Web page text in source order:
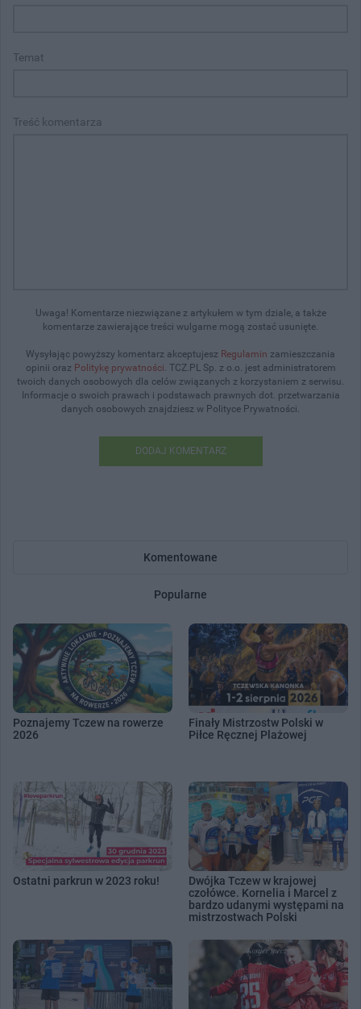
Temat
Treść komentarza
Uwaga! Komentarze niezwiązane z artykułem w tym dziale, a także
komentarze zawierające treści wulgarne mogą zostać usunięte.
Wysyłając powyższy komentarz akceptujesz Regulamin zamieszczania
opinii oraz Politykę prywatności. TCZ.PL Sp. z o.o. jest administratorem
twoich danych osobowych dla celów związanych z korzystaniem z serwisu.
Informacje o swoich prawach i podstawach prawnych dot. przetwarzania
danych osobowych znajdziesz w Polityce Prywatności.
DODAJ KOMENTARZ
Komentowane
Popularne
Poznajemy Tczew na rowerze
2026
Finały Mistrzostw Polski w
Piłce Ręcznej Plażowej
Ostatni parkrun w 2023 roku!
Dwójka Tczew w krajowej
czołówce. Kornelia i Marcel z
bardzo udanymi występami na
mistrzostwach Polski